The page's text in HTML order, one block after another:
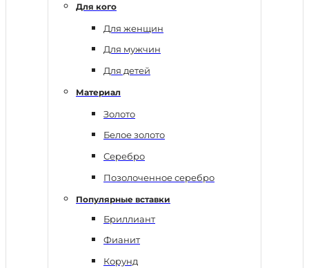
Для кого
Для женщин
Для мужчин
Для детей
Материал
Золото
Белое золото
Серебро
Позолоченное серебро
Популярные вставки
Бриллиант
Фианит
Корунд